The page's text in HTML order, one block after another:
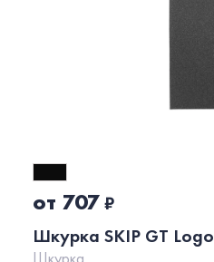
от 707₽
Шкурка SKIP GT Logo